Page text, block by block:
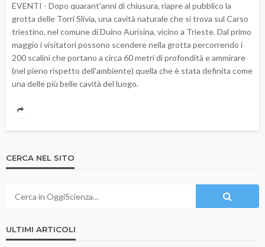
EVENTI - Dopo quarant'anni di chiusura, riapre al pubblico la
grotta delle Torri Slivia, una cavità naturale che si trova sul Carso
triestino, nel comune di Duino Aurisina, vicino a Trieste. Dal primo
maggio i visitatori possono scendere nella grotta percorrendo i
200 scalini che portano a circa 60 metri di profondità e ammirare
(nel pieno rispetto dell'ambiente) quella che è stata definita come
una delle più belle cavità del luogo.
CERCA NEL SITO
ULTIMI ARTICOLI